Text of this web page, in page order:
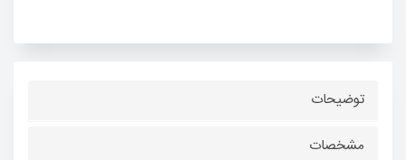
توضیحات
مشخصات